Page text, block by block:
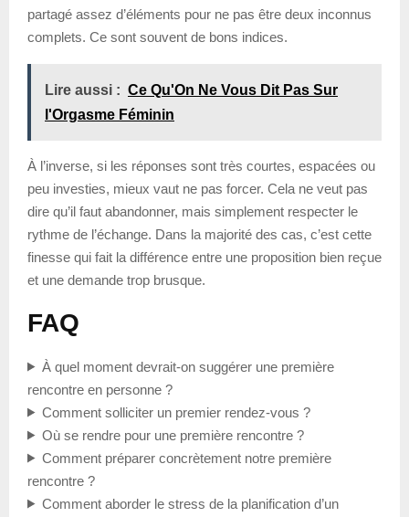
partagé assez d’éléments pour ne pas être deux inconnus
complets. Ce sont souvent de bons indices.
Lire aussi : Ce Qu'On Ne Vous Dit Pas Sur
l'Orgasme Féminin
À l’inverse, si les réponses sont très courtes, espacées ou
peu investies, mieux vaut ne pas forcer. Cela ne veut pas
dire qu’il faut abandonner, mais simplement respecter le
rythme de l’échange. Dans la majorité des cas, c’est cette
finesse qui fait la différence entre une proposition bien reçue
et une demande trop brusque.
FAQ
À quel moment devrait-on suggérer une première
rencontre en personne ?
Comment solliciter un premier rendez-vous ?
Où se rendre pour une première rencontre ?
Comment préparer concrètement notre première
rencontre ?
Comment aborder le stress de la planification d’un